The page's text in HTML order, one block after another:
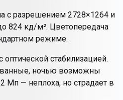
с разрешением 2728×1264 и
824 кд/м². Цветопередача
режиме.
стабилизацией.
ночью возможны
Мп — неплоха, но страдает в